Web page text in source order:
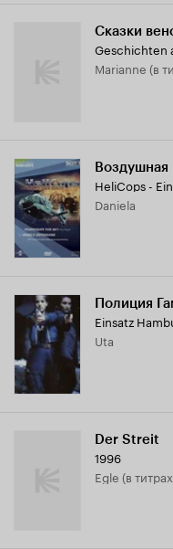
Сказки
Geschichten
Marianne (в
Воздушная
Daniela
Полиция
Einsatz
Uta
Der Streit
1996
Egle (в